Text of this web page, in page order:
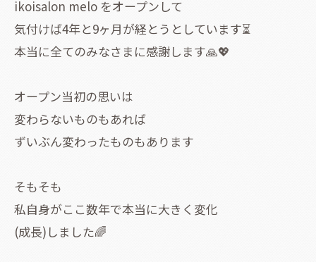
ikoisalon melo をオープンして
気付けば4年と9ヶ月が経とうとしています⏳
本当に全てのみなさまに感謝します🙏💖
オープン当初の思いは
変わらないものもあれば
ずいぶん変わったものもあります
そもそも
私自身がここ数年で本当に大きく変化
(成長)しました🌈